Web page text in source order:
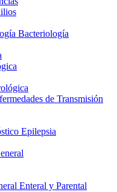
Bacteriología
de Transmisión
Epilepsia
Enteral y Parental